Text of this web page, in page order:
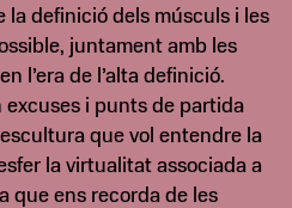
definició dels músculs i les
juntament amb les
l’era de l’alta definició.
excuses i punts de partida
que vol entendre la
la virtualitat associada a
que ens recorda de les